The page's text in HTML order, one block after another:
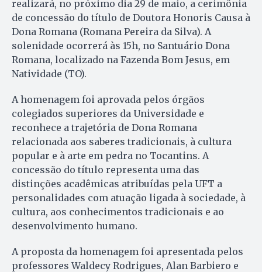
realizará, no próximo dia 29 de maio, a cerimônia
de concessão do título de Doutora Honoris Causa à
Dona Romana (Romana Pereira da Silva). A
solenidade ocorrerá às 15h, no Santuário Dona
Romana, localizado na Fazenda Bom Jesus, em
Natividade (TO).
A homenagem foi aprovada pelos órgãos
colegiados superiores da Universidade e
reconhece a trajetória de Dona Romana
relacionada aos saberes tradicionais, à cultura
popular e à arte em pedra no Tocantins. A
concessão do título representa uma das
distinções acadêmicas atribuídas pela UFT a
personalidades com atuação ligada à sociedade, à
cultura, aos conhecimentos tradicionais e ao
desenvolvimento humano.
A proposta da homenagem foi apresentada pelos
professores Waldecy Rodrigues, Alan Barbiero e